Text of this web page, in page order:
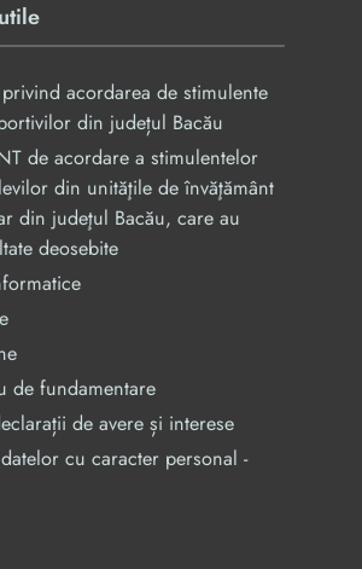
acordarea de stimulente
din județul Bacău
de acordare a stimulentelor
din unităţile de învăţământ
din judeţul Bacău, care au
deosebite
de fundamentare
de avere și interese
cu caracter personal -